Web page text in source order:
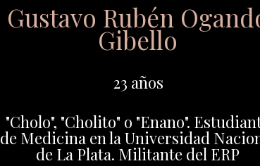
Gustavo Rubén
Gibello
23 años
"Cholo", "Cholito" o "Enano".
de Medicina en la Universidad
de La Plata. Militante del ERP